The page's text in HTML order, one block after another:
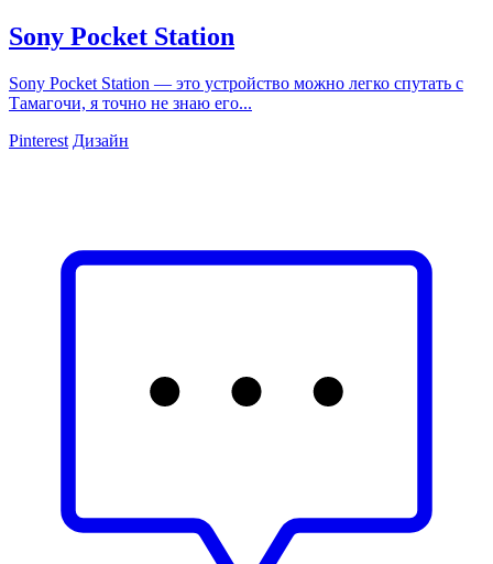
Sony Pocket Station
Sony Pocket Station — это устройство можно легко спутать с
Тамагочи, я точно не знаю его...
Pinterest Дизайн